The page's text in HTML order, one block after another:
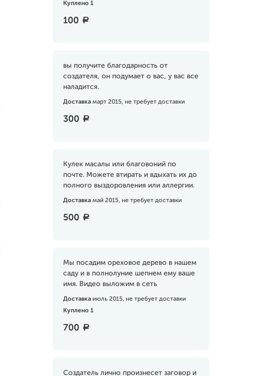
Куплено 1
100 a
вы получите благодарность от
создателя, он подумает о вас, у вас все
наладится.
Доставка март 2015, не требует доставки
300 a
Кулек масалы или благовоний по
почте. Можете втирать и вдыхать их до
полного выздоровления или аллергии.
Доставка май 2015, не требует доставки
500 a
Мы посадим ореховое дерево в нашем
саду и в полнолуние шепнем ему ваше
имя. Видео выложим в сеть
Доставка июль 2015, не требует доставки
Куплено 1
700 a
Создатель лично произнесет заговор и